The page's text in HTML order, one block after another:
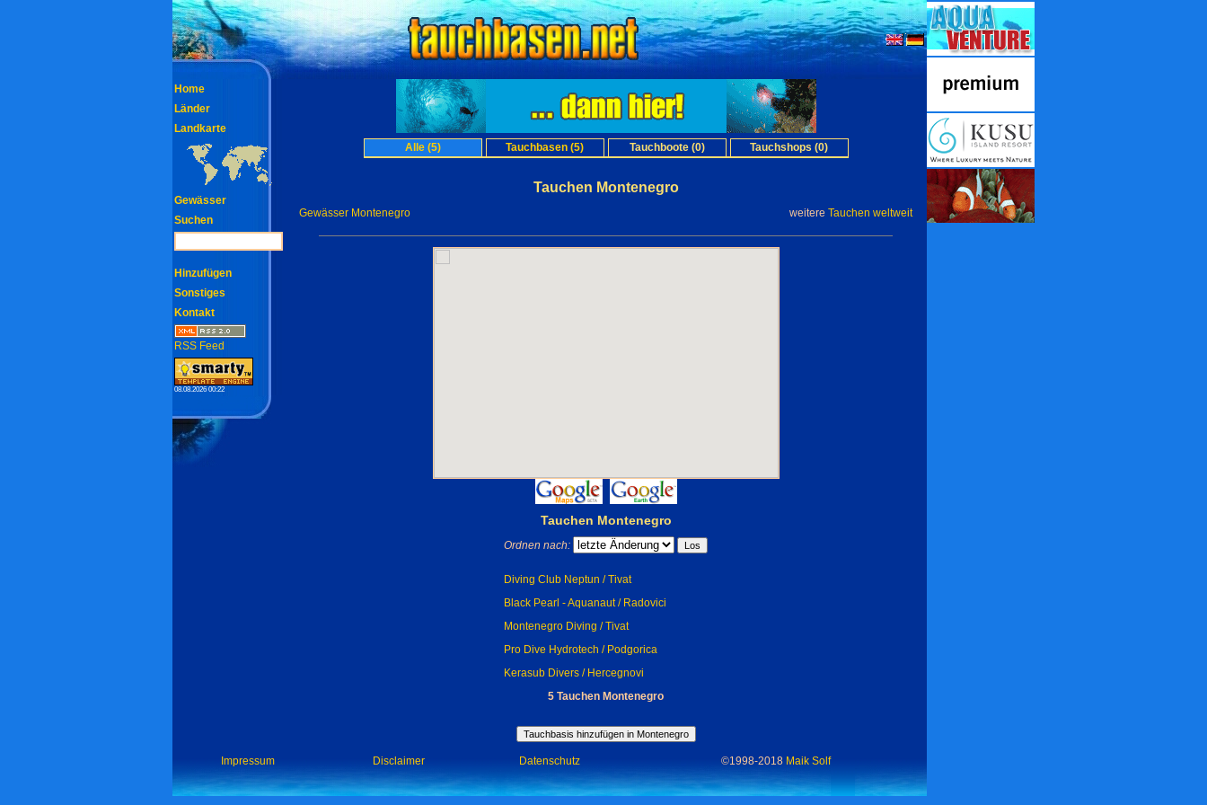
Alle (5) Tauchbasen (5) Tauchboote (0) Tauchshops (0)
Tauchen Montenegro
Gewässer Montenegro weitere Tauchen weltweit
Tauchen Montenegro
Ordnen nach:
Diving Club Neptun / Tivat
Black Pearl - Aquanaut / Radovici
Montenegro Diving / Tivat
Pro Dive Hydrotech / Podgorica
Kerasub Divers / Hercegnovi
5 Tauchen Montenegro
Home
Länder
Landkarte
Gewässer
Suchen
Hinzufügen
Sonstiges
Kontakt
RSS Feed
08.08.2026 00:22
Impressum Disclaimer Datenschutz ©1998-2018 Maik Solf